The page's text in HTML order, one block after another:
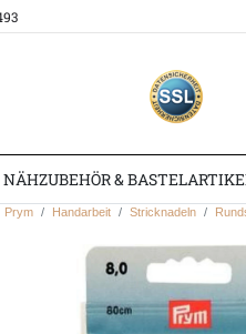
NÄHZUBEHÖR &
Prym Handarbeit Stricknadeln